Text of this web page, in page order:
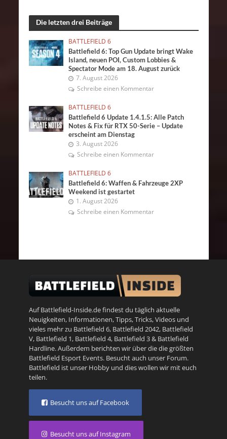
Die letzten drei Beiträge
BATTLEFIELD 6
Battlefield 6: Top Gun Update bringt Wake
Island, neuen POI, Custom Lobbies &
Spectator Mode am 18. August zurück
7. August 2026
Schreibe einen Kommentar
BATTLEFIELD 6
Battlefield 6 Update 1.4.1.5: Alle Patch
Notes & Fix für RTX 50-Serie – Update
erscheint am Dienstag
3. August 2026
Schreibe einen Kommentar
BATTLEFIELD 6
Battlefield 6: Waffen & Fahrzeuge 2XP
Weekend ist gestartet
1. August 2026
Schreibe einen Kommentar
Auf Battlefield-Inside.de findest du täglich aktuelle
Neuigkeiten, Informationen, Tipps, Tricks, Videos und
vieles mehr zu Battlefield 6, Battlefield 2042, Battlefield
V, Battlefield 1, Battlefield 4, Battlefield 3& Battlefield
Hardline. Außerdem berichten wir über die die größten
Battlefield Esport Events. Besucht auch unser Forum.
Battlefield ist unser Hobby und dies wollen wir mit euch
teilen.
Besucht uns auf Facebook
Besucht uns auf Instagram